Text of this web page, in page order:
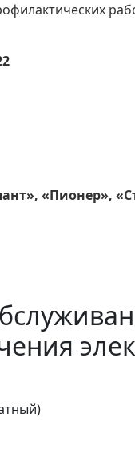
«Пионер»,